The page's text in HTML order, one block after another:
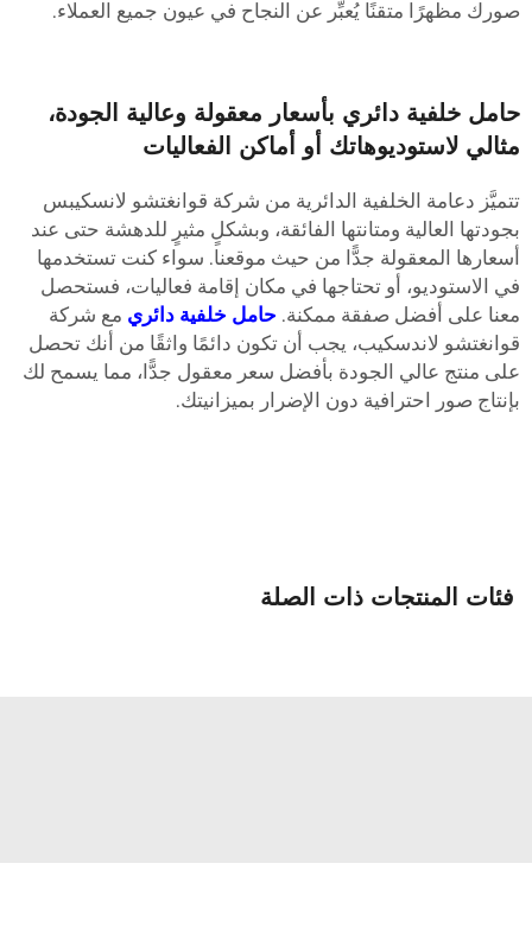
مظهرًا متقنًا يُعبِّر عن النجاح في عيون جميع العملاء.
خلفية دائري بأسعار معقولة وعالية الجودة،
لاستوديوهاتك أو أماكن الفعاليات
دعامة الخلفية الدائرية من شركة قوانغتشو لانسكيبس
العالية ومتانتها الفائقة، وبشكلٍ مثيرٍ للدهشة حتى عند
المعقولة جدًّا من حيث موقعنا. سواء كنت تستخدمها
الاستوديو، أو تحتاجها في مكان إقامة فعاليات، فستحصل
على أفضل صفقة ممكنة.حامل خلفية دائريمع شركة
لاندسكيب، يجب أن تكون دائمًا واثقًا من أنك تحصل
منتج عالي الجودة بأفضل سعر معقول جدًّا، مما يسمح لك
صور احترافية دون الإضرار بميزانيتك.
فئات المنتجات ذات الصلة